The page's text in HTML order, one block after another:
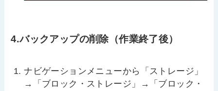
4.バックアップの削除（作業終了後）
ナビゲーションメニューから「ストレージ」
→「ブロック・ストレージ」→「ブロック・